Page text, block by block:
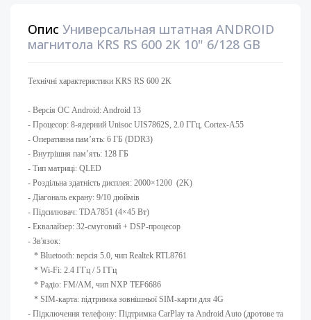
Опис Универсальная штатная ANDROID
магнитола KRS RS 600 2K 10" 6/128 GB
Технічні характеристики KRS RS 600 2K
- Версія ОС Android: Android 13 ​
- Процесор: 8-ядерний Unisoc UIS7862S, 2.0 ГГц, Cortex-A55
- Оперативна памʼять: 6 ГБ (DDR3)
- Внутрішня памʼять: 128 ГБ ​
- Тип матриці: QLED ​
- Роздільна здатність дисплея: 2000×1200 (2K)
- Діагональ екрану: 9/10 дюймів ​
- Підсилювач: TDA7851 (4×45 Вт) ​
- Еквалайзер: 32-смуговий + DSP-процесор
- Зв'язок:
* Bluetooth: версія 5.0, чип Realtek RTL8761
* Wi-Fi: 2.4 ГГц / 5 ГГц
* Радіо: FM/AM, чип NXP TEF6686
* SIM-карта: підтримка зовнішньої SIM-карти для 4G
- Підключення телефону: Підтримка CarPlay та Android Auto (дротове та